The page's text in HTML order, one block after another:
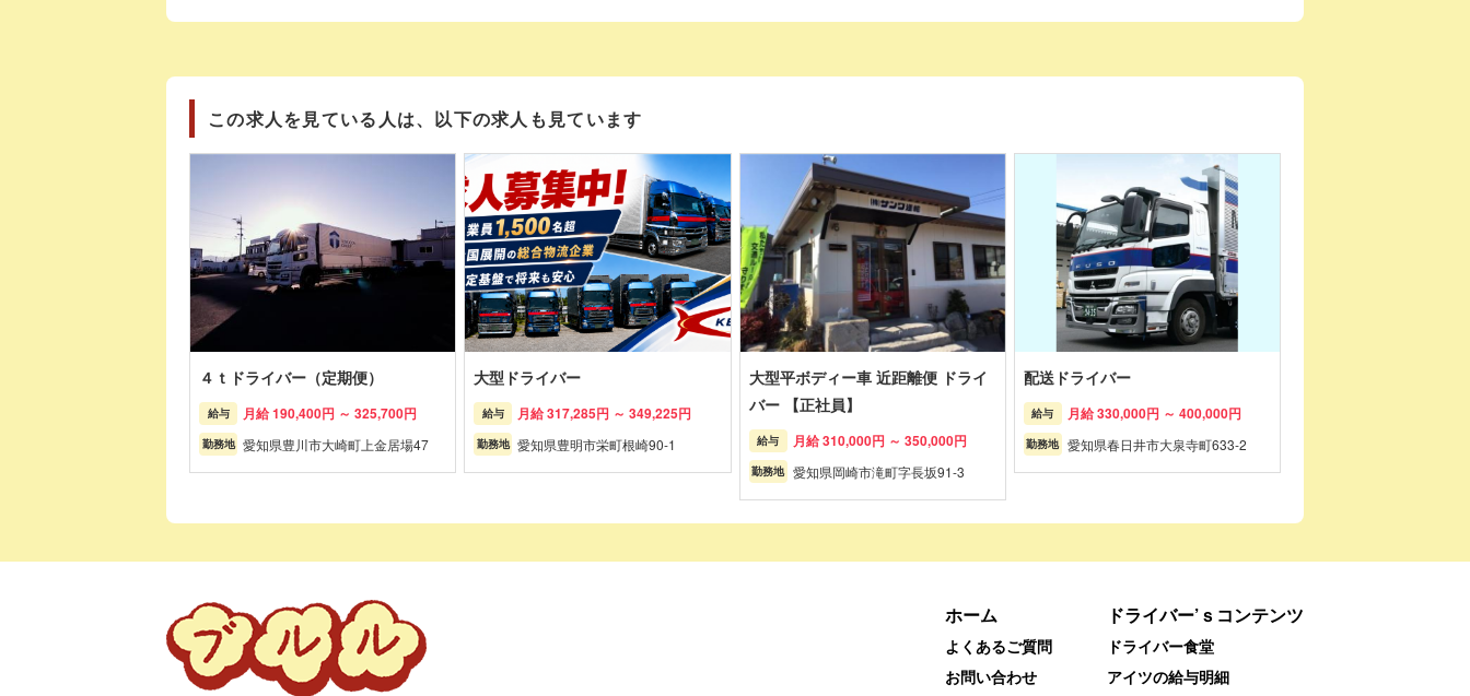
この求人を見ている人は、以下の求人も見ています
４ｔドライバー（定期便）
給与 月給 190,400円 ～ 325,700円
勤務地 愛知県豊川市大崎町上金居場47
大型ドライバー
給与 月給 317,285円 ～ 349,225円
勤務地 愛知県豊明市栄町根崎90-1
大型平ボディー車 近距離便 ドライ
バー 【正社員】
給与 月給 310,000円 ～ 350,000円
勤務地 愛知県岡崎市滝町字長坂91-3
配送ドライバー
給与 月給 330,000円 ～ 400,000円
勤務地 愛知県春日井市大泉寺町633-2
ホーム
よくあるご質問
お問い合わせ
ドライバー’ｓコンテンツ
ドライバー食堂
アイツの給与明細